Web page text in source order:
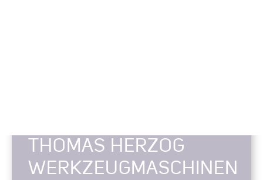
THOMAS HERZOG
WERKZEUGMASCHINEN